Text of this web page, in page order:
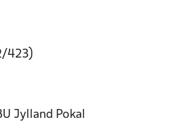
423)
Jylland Pokal